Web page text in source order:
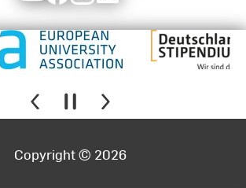
Copyright © 2026